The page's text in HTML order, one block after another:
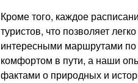
Кроме того, каждое
туристов, что позволяет
интересными маршрутами по
комфортом в пути, а наши
фактами о природных и